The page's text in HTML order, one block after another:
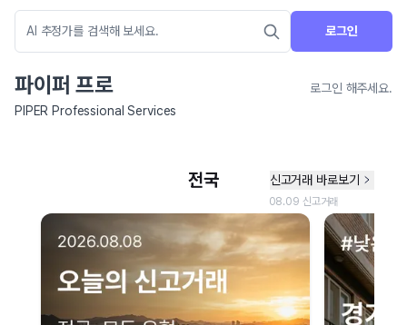
로그인
파이퍼 프로
로그인 해주세요.
PIPER Professional Services